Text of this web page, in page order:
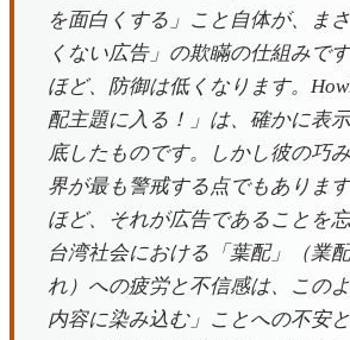
を面白くする」こと自体が、ま
くない広告」の欺瞞の仕組みで
ほど、防御は低くなります。
配主題に入る！」は、確かに表
底したものです。しかし彼の巧
界が最も警戒する点でもありま
ほど、それが広告であることを忘
台湾社会における「葉配」（業
れ）への疲労と不信感は、この
内容に染み込む」ことへの不安